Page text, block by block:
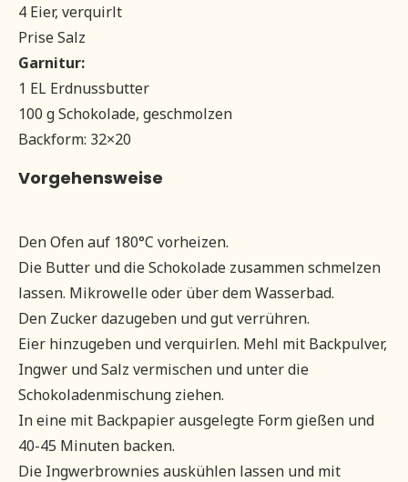
4 Eier, verquirlt
Prise Salz
Garnitur:
1 EL Erdnussbutter
100 g Schokolade, geschmolzen
Backform: 32×20
Vorgehensweise
Den Ofen auf 180°C vorheizen.
Die Butter und die Schokolade zusammen schmelzen
lassen. Mikrowelle oder über dem Wasserbad.
Den Zucker dazugeben und gut verrühren.
Eier hinzugeben und verquirlen. Mehl mit Backpulver,
Ingwer und Salz vermischen und unter die
Schokoladenmischung ziehen.
In eine mit Backpapier ausgelegte Form gießen und
40-45 Minuten backen.
Die Ingwerbrownies auskühlen lassen und mit